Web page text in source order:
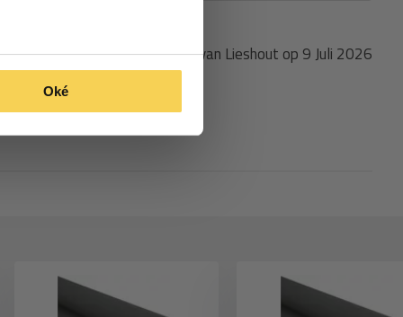
Oké
Gepost door: Peter van Lieshout op 9 Juli 2026